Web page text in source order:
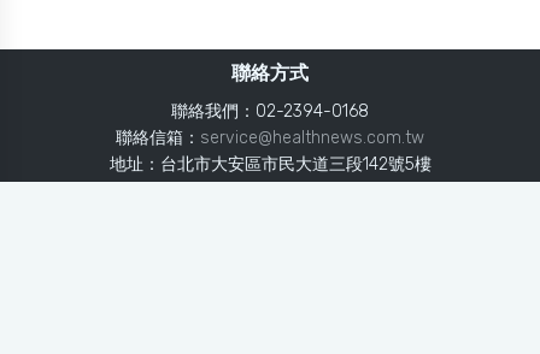
聯絡方式
聯絡我們：02-2394-0168
聯絡信箱： service@healthnews.com.tw
地址：台北市大安區市民大道三段142號5樓